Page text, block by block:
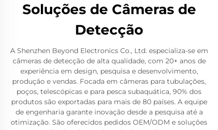
Soluções de Câmeras de
Detecção
A Shenzhen Beyond Electronics Co., Ltd. especializa-se em
câmeras de detecção de alta qualidade, com 20+ anos de
experiência em design, pesquisa e desenvolvimento,
produção e vendas. Focada em câmeras para tubulações,
poços, telescópicas e para pesca subaquática, 90% dos
produtos são exportadas para mais de 80 países. A equipe
de engenharia garante inovação desde a pesquisa até a
otimização. São oferecidos pedidos OEM/ODM e soluções